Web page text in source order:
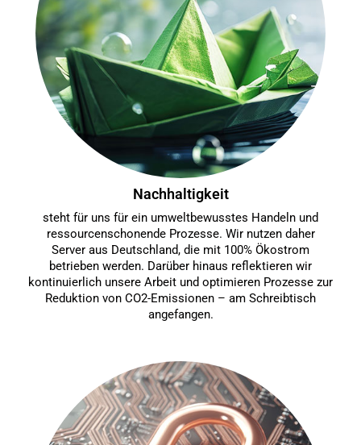
Nachhaltigkeit
steht für uns für ein umweltbewusstes Handeln und
ressourcenschonende Prozesse. Wir nutzen daher
Server aus Deutschland, die mit 100% Ökostrom
betrieben werden. Darüber hinaus reflektieren wir
kontinuierlich unsere Arbeit und optimieren Prozesse zur
Reduktion von CO2-Emissionen – am Schreibtisch
angefangen.